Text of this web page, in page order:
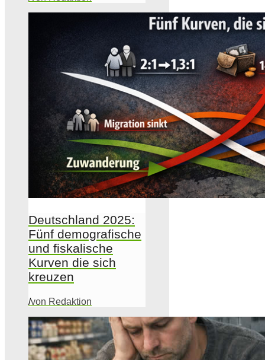
Deutschland 2025:
Fünf demografische
und fiskalische
Kurven die sich
kreuzen
/von Redaktion